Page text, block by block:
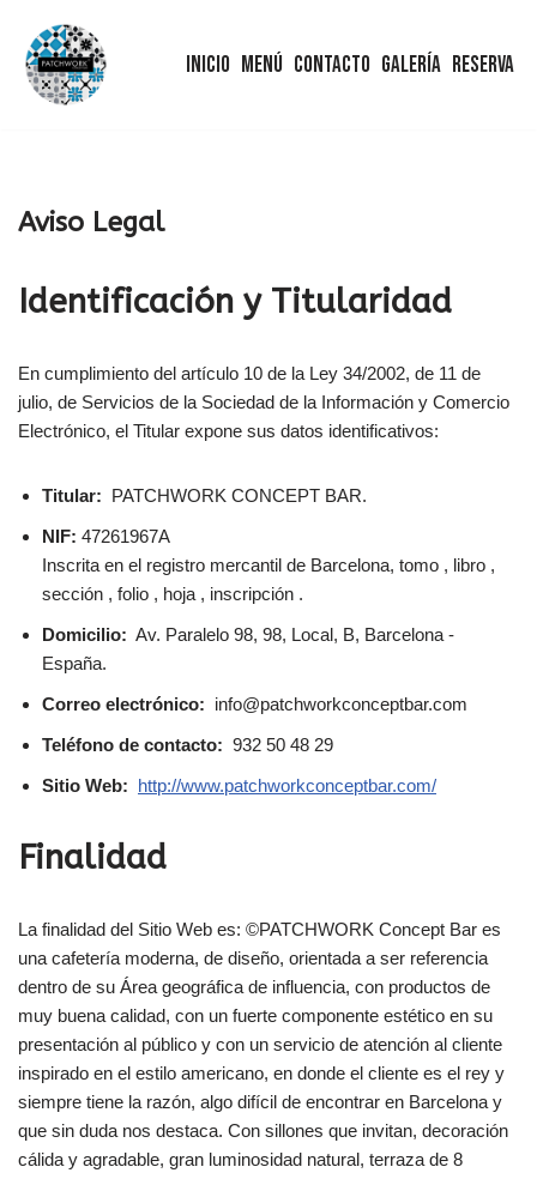
Saltar
Inicio Menú Contacto Galería Reserva
Aviso Legal
Identificación y Titularidad
En cumplimiento del artículo 10 de la Ley 34/2002, de 11 de
julio, de Servicios de la Sociedad de la Información y Comercio
Electrónico, el Titular expone sus datos identificativos:
Titular: PATCHWORK CONCEPT BAR.
NIF: 47261967A
Inscrita en el registro mercantil de Barcelona, tomo , libro ,
sección , folio , hoja , inscripción .
Domicilio: Av. Paralelo 98, 98, Local, B, Barcelona -
España.
Correo electrónico: info@patchworkconceptbar.com
Teléfono de contacto: 932 50 48 29
Sitio Web: http://www.patchworkconceptbar.com/
Finalidad
La finalidad del Sitio Web es: ©PATCHWORK Concept Bar es
una cafetería moderna, de diseño, orientada a ser referencia
dentro de su Área geográfica de influencia, con productos de
muy buena calidad, con un fuerte componente estético en su
presentación al público y con un servicio de atención al cliente
inspirado en el estilo americano, en donde el cliente es el rey y
siempre tiene la razón, algo difícil de encontrar en Barcelona y
que sin duda nos destaca. Con sillones que invitan, decoración
cálida y agradable, gran luminosidad natural, terraza de 8